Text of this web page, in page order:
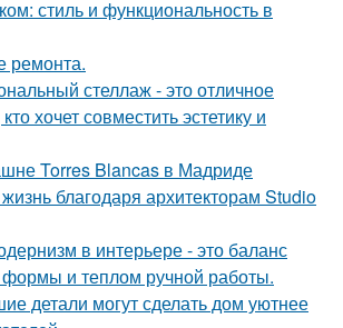
стиль и функциональность в
ремонта.
стеллаж - это отличное
хочет совместить эстетику и
Torres Blancas в Мадриде
благодаря архитекторам Studio
в интерьере - это баланс
и теплом ручной работы.
детали могут сделать дом уютнее